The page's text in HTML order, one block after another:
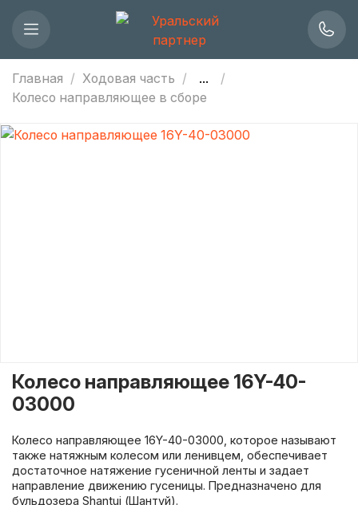
Главная Ходовая часть
...
Колесо направляющее в сборе
Колесо направляющее 16Y-40-
03000
Колесо направляющее 16Y-40-03000, которое называют
также натяжным колесом или ленивцем, обеспечивает
достаточное натяжение гусеничной ленты и задает
направление движению гусеницы. Предназначено для
бульдозера Shantui (Шантуй).